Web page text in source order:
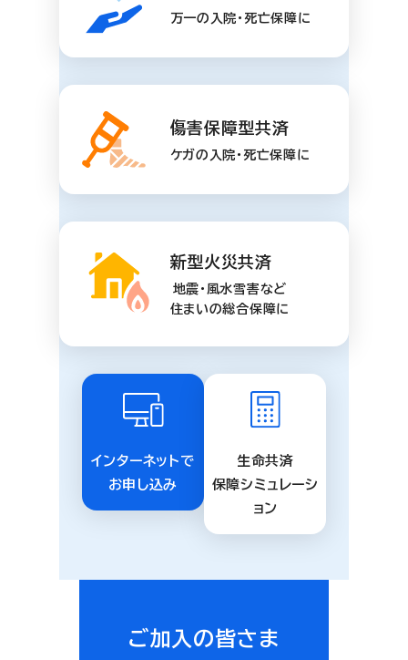
万一の入院・死亡保障に
傷害保障型共済
ケガの入院・死亡保障に
新型火災共済
地震・風水雪害など
住まいの総合保障に
インターネットで
お申し込み
生命共済
保障シミュレーシ
ョン
ご加入の皆さま